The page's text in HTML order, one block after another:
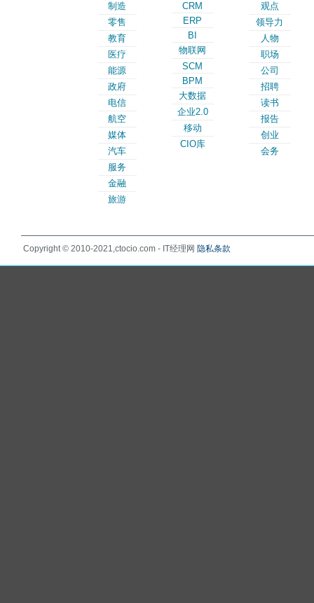
制造
零售
教育
医疗
能源
政府
电信
航空
媒体
汽车
服务
金融
旅游
CRM
ERP
BI
物联网
SCM
BPM
大数据
企业2.0
移动
CIO库
观点
领导力
人物
职场
公司
招聘
读书
报告
创业
会务
Copyright © 2010-2021,ctocio.com - IT经理网 隐私条款